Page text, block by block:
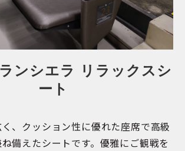
ンシエラ リラックスシ
ート
、クッション性に優れた座席で高級
備えたシートです。優雅にご観戦を